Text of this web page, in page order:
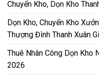
Chuyển Kho, Dọn Kho
Dọn Kho, Chuyển Kho
Thượng Đình Thanh Xuân
Thuê Nhân Công Dọn Kho
2026